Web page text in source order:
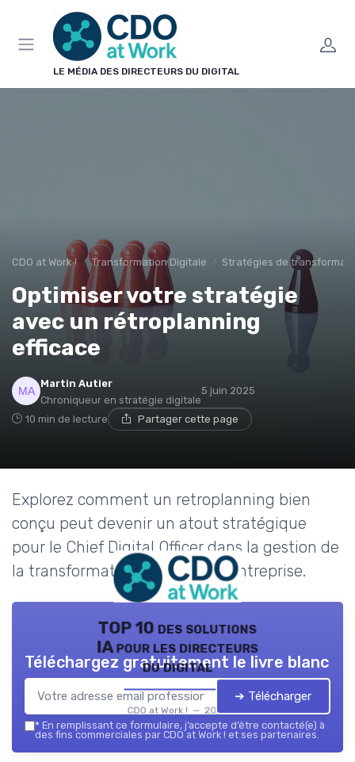
LE MÉDIA DES DIRECTEURS DU DIGITAL
CDO at Work ! Transformation Digitale Stratégies de
Optimiser votre stratégie
avec un rétroplanning
efficace
Martin Autier
Chroniqueur en stratégie digitale
5 juin 2025
10 min de lecture Partager cette page
Explorez comment un retroplanning bien
conçu peut devenir un atout stratégique
pour le Chief Digital Officer dans la gestion de
la transformation digitale de l'entreprise.
TOP 10 des solutions
IA pour les directeurs
du digital
CDO at Work ! — 2026
Téléchargez gratuitement le livre blanc
➔ Télécharger
* En remplissant ce formulaire, j’accepte d’être contacté(e) à
des fins commerciales par CDO at Work ! et ses partenaires.
Panneau de gestion des cookies